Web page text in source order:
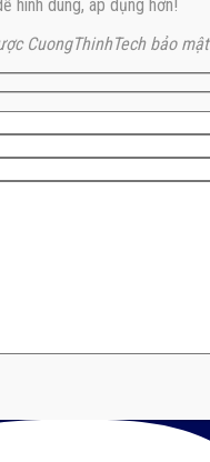
hình dung, áp dụng hơn!
CuongThinhTech bảo mật